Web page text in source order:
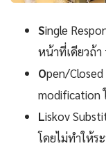
Single
หน้าที่เดียวถ้
Open/
modification
Liskov
โดยไม่ทำให้ร